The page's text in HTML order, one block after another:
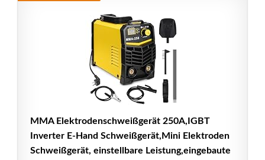
MMA Elektrodenschweißgerät 250A,IGBT
Inverter E-Hand Schweißgerät,Mini Elektroden
Schweißgerät, einstellbare Leistung,eingebaute